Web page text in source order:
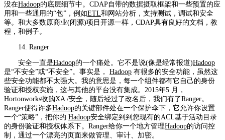
没在Hadoop的底层细节中。CDAP自带的数据摄取框架和一些预置的应
用和一些通用的“包”，例如ETL和网站分析，支持测试，调试和安全
等。和大多数原商业(闭源)项目开源一样，CDAP具有良好的文档，教
程，和例子。
14. Ranger
安全一直是Hadoop的一个痛处。它不是说(像是经常报道)Hadoop
是“不安全”或“不安全”。事实是， Hadoop 有很多的安全功能，虽然这
些安全功能都不太强大。我的意思是，每一个组件都有它自己的身份
验证和授权实施，这与其他的平台没有集成。2015年5 月，
Hortonworks收购XA /安全，随后经过了改名后，我们有了Ranger。
Ranger使得许多Hadoop的关键部件处在一个保护伞下，它允许你设置
一个“策略”，把你的 Hadoop安全绑定到到您现有的ACL基于活动目录
的身份验证和授权体系下。Ranger给你一个地方管理Hadoop的访问控
制，通过一个漂亮的页面来做管理、审计、加密。